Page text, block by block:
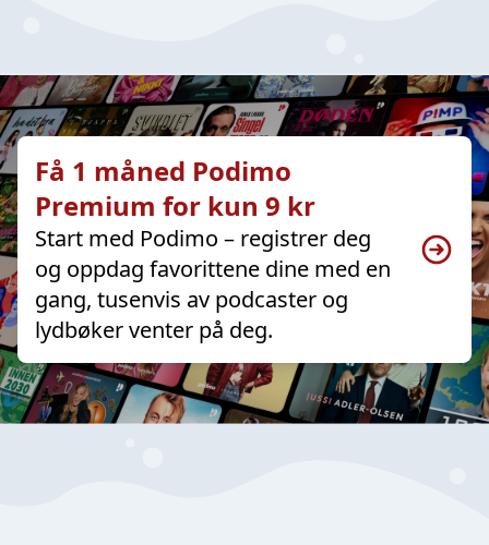
Få 1 måned Podimo
Premium for kun 9 kr
Start med Podimo – registrer deg
og oppdag favorittene dine med en
gang, tusenvis av podcaster og
lydbøker venter på deg.